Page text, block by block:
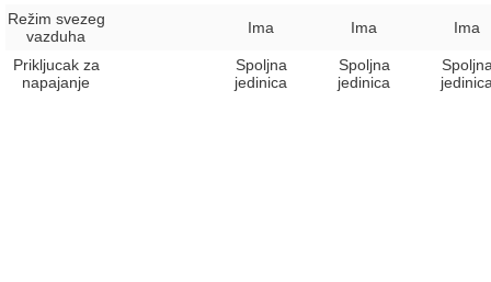
Režim svezeg
vazduha
Ima Ima Ima
Prikljucak za
napajanje
Spoljna
jedinica
Spoljna
jedinica